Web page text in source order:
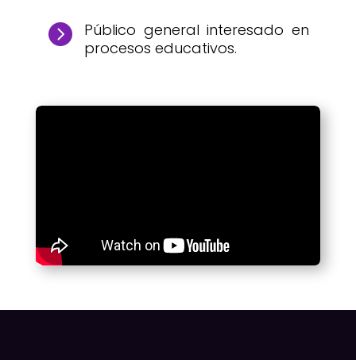

Público general interesado en
procesos educativos.